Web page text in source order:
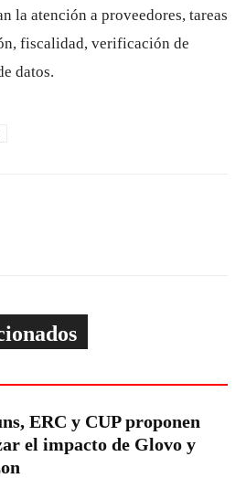
la atención a proveedores, tareas
fiscalidad, verificación de
datos.
ERC y CUP proponen
el impacto de Glovo y